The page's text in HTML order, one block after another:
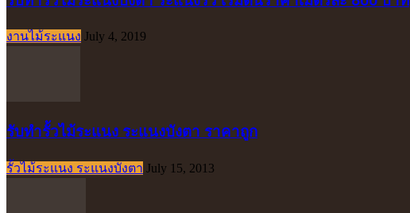
งานไม้ระแนง July 4, 2019
รับทำรั้วไม้ระแนง ระแนงบังตา ราคาถูก
รั้วไม้ระแนง ระแนงบังตา July 15, 2013